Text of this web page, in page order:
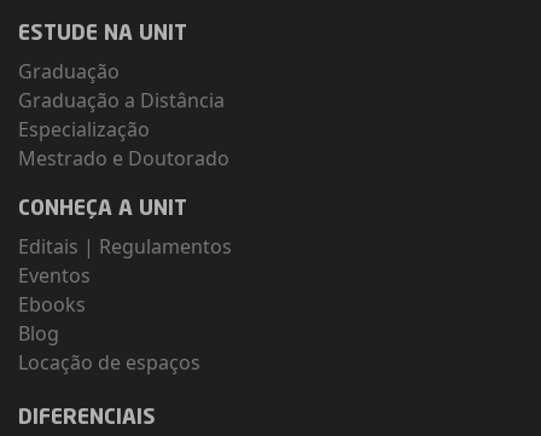
ESTUDE NA UNIT
Graduação
Graduação a Distância
Especialização
Mestrado e Doutorado
CONHEÇA A UNIT
Editais | Regulamentos
Eventos
Ebooks
Blog
Locação de espaços
DIFERENCIAIS